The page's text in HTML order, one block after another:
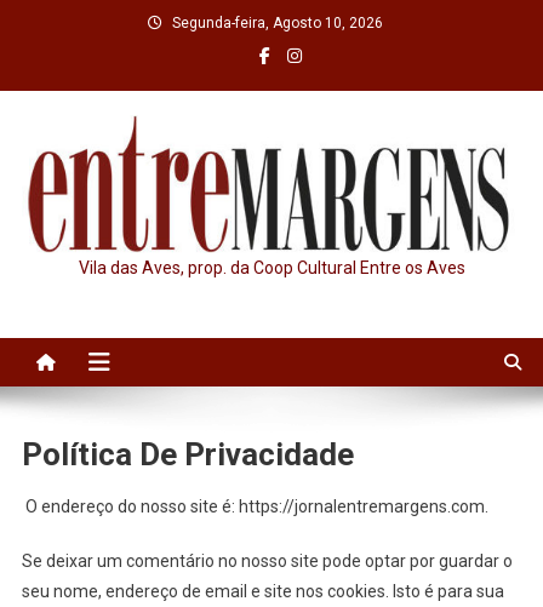
Segunda-feira, Agosto 10, 2026
Vila das Aves, prop. da Coop Cultural Entre os Aves
Política De Privacidade
O endereço do nosso site é: https://jornalentremargens.com.
Se deixar um comentário no nosso site pode optar por guardar o
seu nome, endereço de email e site nos cookies. Isto é para sua